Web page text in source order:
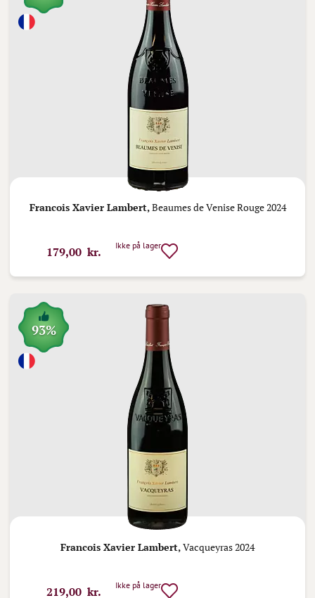
Francois Xavier Lambert,Beaumes de Venise Rouge 2024
179,00 kr. Ikke på lager
93%
Francois Xavier Lambert, Vacqueyras 2024
219,00 kr. Ikke på lager